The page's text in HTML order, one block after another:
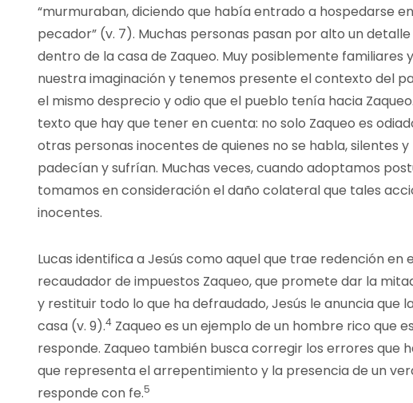
“murmuraban, diciendo que había entrado a hospedarse
pecador” (v. 7). Muchas personas pasan por alto un
dentro de la casa de Zaqueo. Muy posiblemente familiares
nuestra imaginación y tenemos presente el contexto del
el mismo desprecio y odio que el pueblo tenía hacia
texto que hay que tener en cuenta: no solo Zaqueo es
otras personas inocentes de quienes no se habla, silentes
padecían y sufrían. Muchas veces, cuando adoptamos
tomamos en consideración el daño colateral que tales
inocentes.
Lucas identifica a Jesús como aquel que trae redención en
recaudador de impuestos Zaqueo, que promete dar la
y restituir todo lo que ha defraudado, Jesús le anuncia que
casa (v. 9).4 Zaqueo es un ejemplo de un hombre rico que
responde. Zaqueo también busca corregir los errores que
que representa el arrepentimiento y la presencia de un
responde con fe.5